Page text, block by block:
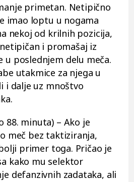
primetan. Netipično
imao loptu u nogama
nekoj od krilnih pozicija,
i promašaj iz
u poslednjem delu meča.
utakmice za njega u
i dalje uz mnoštvo
88. minuta) – Ako je
meč bez taktiziranja,
primer toga. Pričao je
kako mu selektor
defanzivnih zadataka, ali